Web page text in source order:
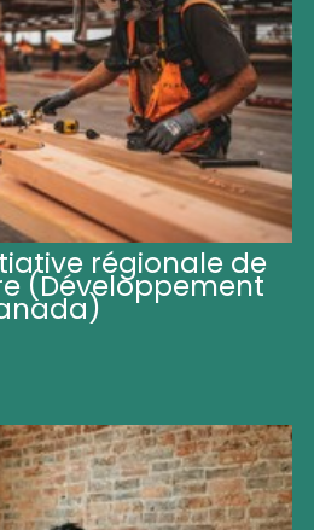
régionale de
(Développement